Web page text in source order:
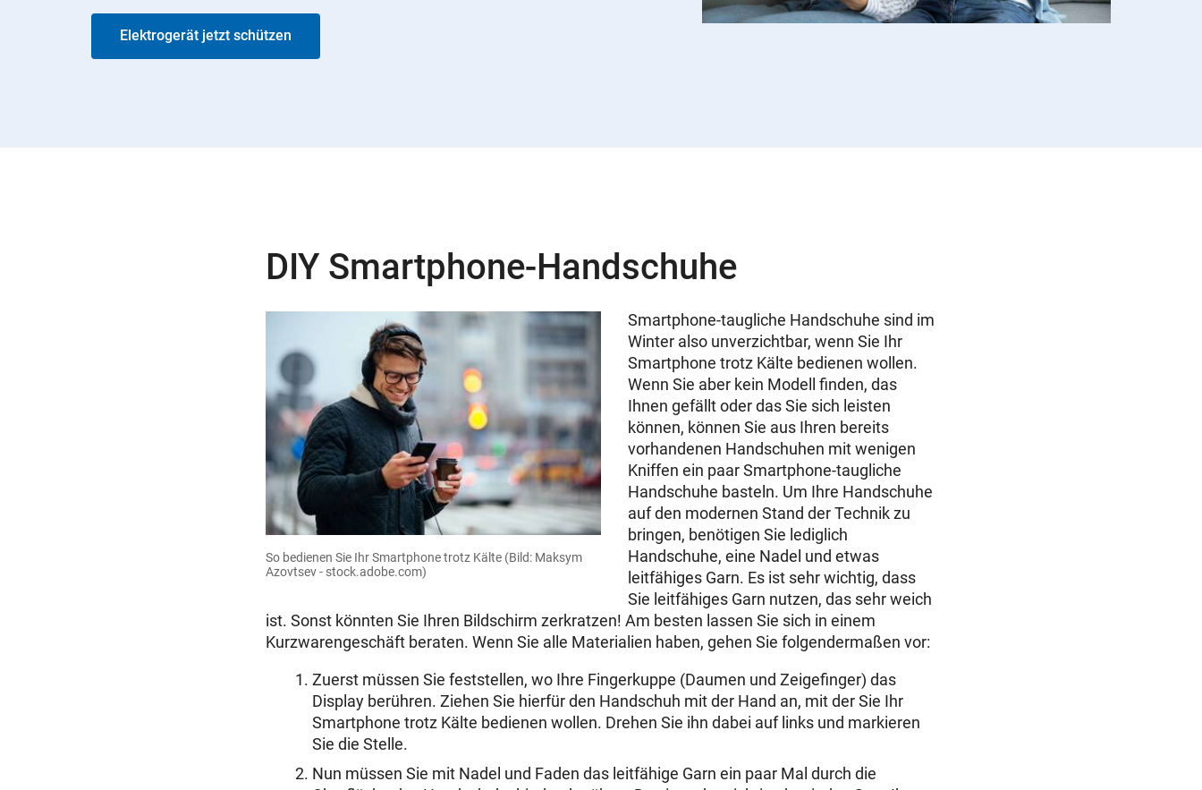
Elektrogerät jetzt schützen
DIY Smartphone-Handschuhe
So bedienen Sie Ihr Smartphone trotz Kälte (Bild: Maksym
Azovtsev - stock.adobe.com)
Smartphone-taugliche Handschuhe sind im
Winter also unverzichtbar, wenn Sie Ihr
Smartphone trotz Kälte bedienen wollen.
Wenn Sie aber kein Modell finden, das
Ihnen gefällt oder das Sie sich leisten
können, können Sie aus Ihren bereits
vorhandenen Handschuhen mit wenigen
Kniffen ein paar Smartphone-taugliche
Handschuhe basteln. Um Ihre Handschuhe
auf den modernen Stand der Technik zu
bringen, benötigen Sie lediglich
Handschuhe, eine Nadel und etwas
leitfähiges Garn. Es ist sehr wichtig, dass
Sie leitfähiges Garn nutzen, das sehr weich
ist. Sonst könnten Sie Ihren Bildschirm zerkratzen! Am besten lassen Sie sich in einem
Kurzwarengeschäft beraten. Wenn Sie alle Materialien haben, gehen Sie folgendermaßen vor:
Zuerst müssen Sie feststellen, wo Ihre Fingerkuppe (Daumen und Zeigefinger) das
Display berühren. Ziehen Sie hierfür den Handschuh mit der Hand an, mit der Sie Ihr
Smartphone trotz Kälte bedienen wollen. Drehen Sie ihn dabei auf links und markieren
Sie die Stelle.
Nun müssen Sie mit Nadel und Faden das leitfähige Garn ein paar Mal durch die